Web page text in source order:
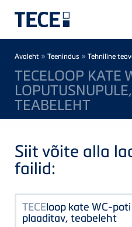
Breadcrumb
Avaleht » Teenindus » Tehniline
TECELOOP KATE
TEABELEHT
Siit võite alla
failid:
TECEloop kate WC-
plaaditav, teabeleht